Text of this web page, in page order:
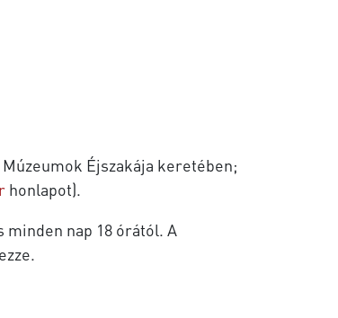
Éjszakája keretében;
honlapot).
nap 18 órától. A